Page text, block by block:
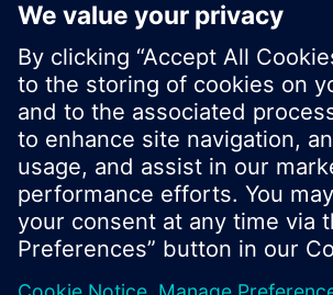
© Siemens Switzerland Ltd. 2018
Le portefeuille des produits peut